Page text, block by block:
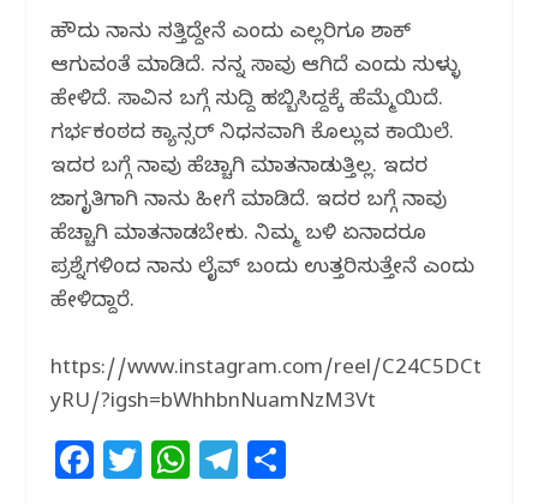
ಹೌದು ನಾನು ಸತ್ತಿದ್ದೇನೆ ಎಂದು ಎಲ್ಲರಿಗೂ ಶಾಕ್‌
ಆಗುವಂತೆ ಮಾಡಿದೆ. ನನ್ನ ಸಾವು ಆಗಿದೆ ಎಂದು ಸುಳ್ಳು
ಹೇಳಿದೆ. ಸಾವಿನ ಬಗ್ಗೆ ಸುದ್ದಿ ಹಬ್ಬಿಸಿದ್ದಕ್ಕೆ ಹೆಮ್ಮೆಯಿದೆ.
ಗರ್ಭಕಂಠದ ಕ್ಯಾನ್ಸರ್‌ ನಿಧನವಾಗಿ ಕೊಲ್ಲುವ ಕಾಯಿಲೆ.
ಇದರ ಬಗ್ಗೆ ನಾವು ಹೆಚ್ಚಾಗಿ ಮಾತನಾಡುತ್ತಿಲ್ಲ. ಇದರ
ಜಾಗೃತಿಗಾಗಿ ನಾನು ಹೀಗೆ ಮಾಡಿದೆ. ಇದರ ಬಗ್ಗೆ ನಾವು
ಹೆಚ್ಚಾಗಿ ಮಾತನಾಡಬೇಕು. ನಿಮ್ಮ ಬಳಿ ಏನಾದರೂ
ಪ್ರಶ್ನೆಗಳಿಂದ ನಾನು ಲೈವ್‌ ಬಂದು ಉತ್ತರಿಸುತ್ತೇನೆ ಎಂದು
ಹೇಳಿದ್ದಾರೆ.
https://www.instagram.com/reel/C24C5DCt
yRU/?igsh=bWhhbnNuamNzM3Vt
F T W T